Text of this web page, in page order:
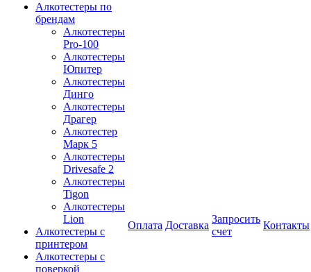
Алкотестеры по
брендам
Алкотестеры
Pro-100
Алкотестеры
Юпитер
Алкотестеры
Динго
Алкотестеры
Драгер
Алкотестер
Марк 5
Алкотестеры
Drivesafe 2
Алкотестеры
Tigon
Алкотестеры
Lion
Алкотестеры с
принтером
Алкотестеры с
поверкой
Оплата Доставка
Запросить
счет
Контакты